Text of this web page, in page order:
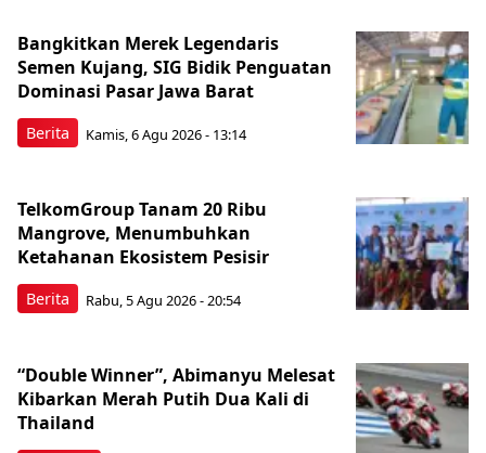
Berita
Bangkitkan Merek Legendaris
Semen Kujang, SIG Bidik Penguatan
Dominasi Pasar Jawa Barat
Kamis, 6 Agu 2026 - 13:14
Berita
TelkomGroup Tanam 20 Ribu
Mangrove, Menumbuhkan
Ketahanan Ekosistem Pesisir
Rabu, 5 Agu 2026 - 20:54
“Double Winner”, Abimanyu Melesat
Kibarkan Merah Putih Dua Kali di
Thailand